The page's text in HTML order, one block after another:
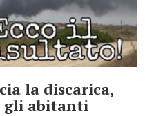
la discarica,
gli abitanti